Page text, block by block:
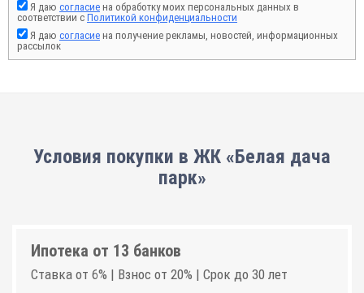
Я даю согласие на обработку моих персональных данных в
соответствии с Политикой конфиденциальности
Я даю согласие на получение рекламы, новостей, информационных
рассылок
Условия покупки в ЖК «Белая дача
парк»
Ипотека от 13 банков
Ставка от 6% | Взнос от 20% | Срок до 30 лет